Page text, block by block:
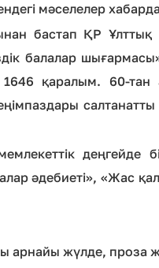
мәселелер
бастап ҚР Ұлттық
балалар
қаралым. 60-тан
деңгейде
әдебиеті», «Жас
арнайы жүлде, проза